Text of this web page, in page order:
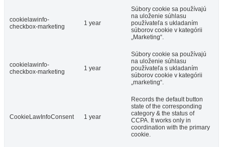
cookielawinfo-
checkbox-marketing
1 year
Súbory cookie sa používajú
na uloženie súhlasu
používateľa s ukladaním
súborov cookie v kategórii
„Marketing“.
cookielawinfo-
checkbox-marketing
1 year
Súbory cookie sa používajú
na uloženie súhlasu
používateľa s ukladaním
súborov cookie v kategórii
„marketing“.
CookieLawInfoConsent 1 year
Records the default button
state of the corresponding
category & the status of
CCPA. It works only in
coordination with the primary
cookie.